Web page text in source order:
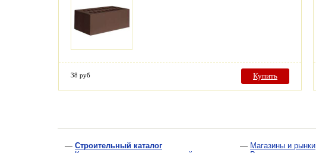
38 руб Купить
— Строительный каталог
— Магазины и рынки